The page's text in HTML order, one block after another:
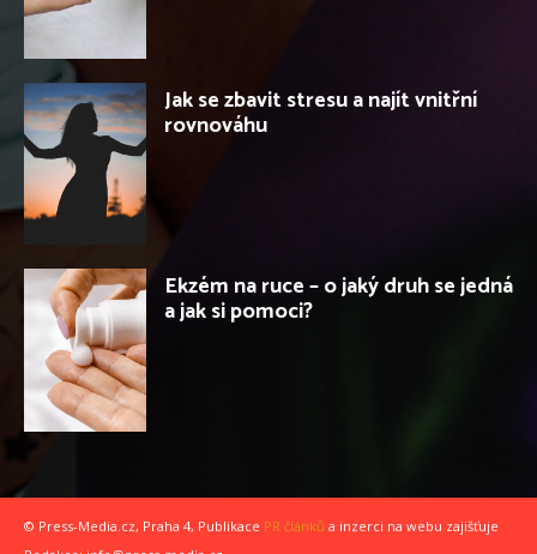
Jak se zbavit stresu a najít vnitřní
rovnováhu
Ekzém na ruce – o jaký druh se jedná
a jak si pomoci?
© Press-Media.cz, Praha 4, Publikace PR článků a inzerci na webu zajišťuje